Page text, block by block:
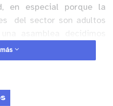
en especial porque la
del sector son adultos
es la manera de
vecinos, sabemos que
de Vecinos Villa San